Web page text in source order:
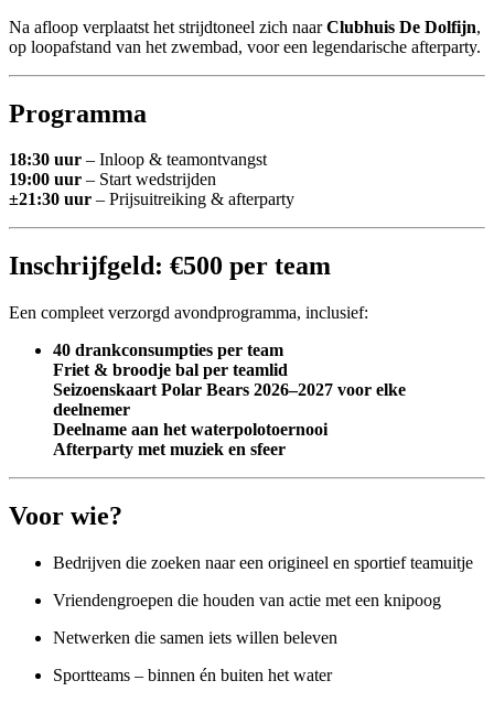
Na afloop verplaatst het strijdtoneel zich naarClubhuis De Dolfijn,
op loopafstand van het zwembad, voor een legendarische afterparty.
Programma
18:30 uur – Inloop & teamontvangst
19:00 uur – Start wedstrijden
±21:30 uur – Prijsuitreiking & afterparty
Inschrijfgeld: €500 per team
Een compleet verzorgd avondprogramma, inclusief:
40 drankconsumpties per team
Friet & broodje bal per teamlid
Seizoenskaart Polar Bears 2026–2027 voor elke
deelnemer
Deelname aan het waterpolotoernooi
Afterparty met muziek en sfeer
Voor wie?
Bedrijven die zoeken naar een origineel en sportief teamuitje
Vriendengroepen die houden van actie met een knipoog
Netwerken die samen iets willen beleven
Sportteams – binnen én buiten het water